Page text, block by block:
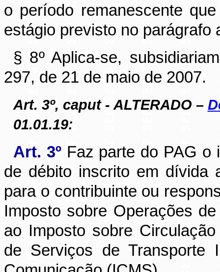
o período remanescente
estágio previsto no parágrafo
§ 8ºAplica-se,
297, de 21 de maio de 2007.
Art. 3º, caput - ALTERADO –
01.01.19:
Art. 3º Faz parte do PAG o
de débito inscrito em dívida
para o contribuinte ou
Imposto sobre Operações
ao Imposto sobre
de Serviços de Transporte